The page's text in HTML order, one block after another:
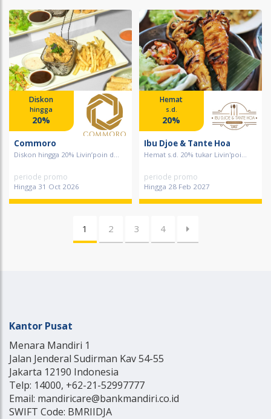
Diskon
hingga
20%
Commoro
Diskon hingga 20% Livin’poin d...
periode promo
Hingga 31 Oct 2026
Hemat
s.d.
20%
Ibu Djoe & Tante Hoa
Hemat s.d. 20% tukar Livin'poi...
periode promo
Hingga 28 Feb 2027
1 2 3 4
Kantor Pusat
Menara Mandiri 1
Jalan Jenderal Sudirman Kav 54-55
Jakarta 12190 Indonesia
Telp: 14000, +62-21-52997777
Email: mandiricare@bankmandiri.co.id
SWIFT Code: BMRIIDJA